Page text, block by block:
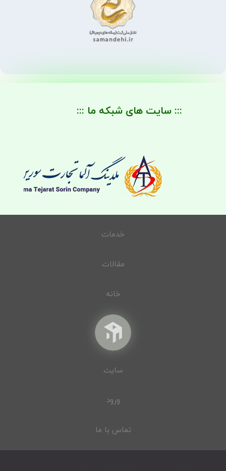
::: سایت های شبکه ما :::
خدمات
مقالات
خانه
سایت
ورود
تماس با ما